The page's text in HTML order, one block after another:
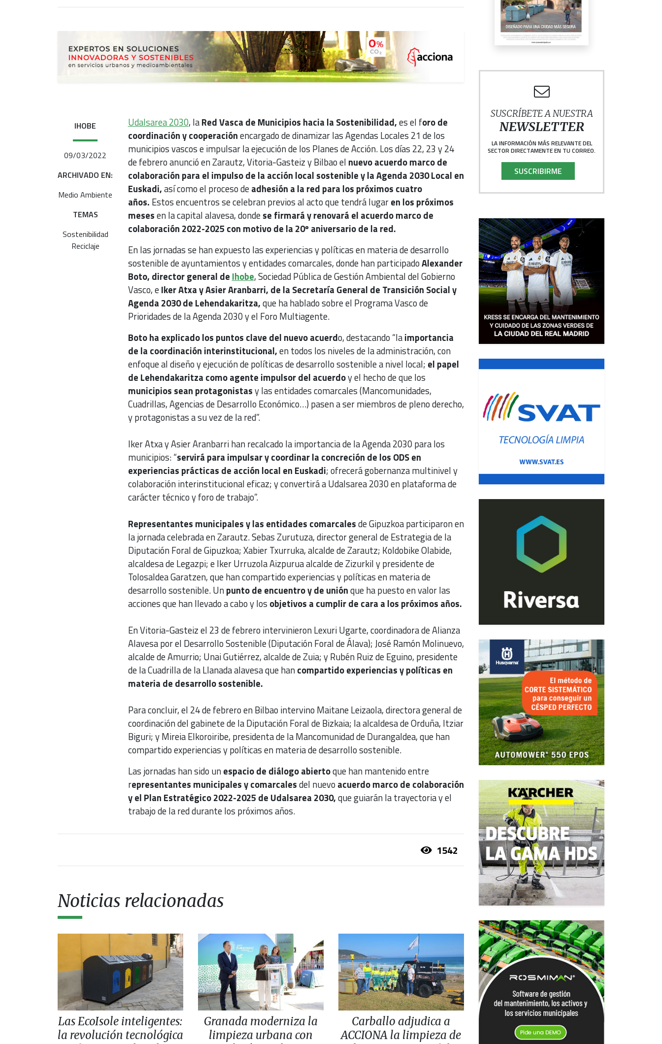
IHOBE
09/03/2022
ARCHIVADO EN:
Medio Ambiente
TEMAS
Sostenibilidad
Reciclaje
Udalsarea 2030, laRed Vasca de Municipios hacia la Sostenibilidad,es el foro de
coordinación y cooperaciónencargado de dinamizar las Agendas Locales 21 de los
municipios vascos e impulsar la ejecución de los Planes de Acción. Los días 22, 23 y 24
de febrero anunció en Zarautz, Vitoria-Gasteiz y Bilbao el nuevo acuerdo marco de
colaboración para el impulso de la acción local sostenible y la Agenda 2030 Local en
Euskadi,así como el proceso deadhesión a la red para los próximos cuatro
años. Estos encuentros se celebran previos al acto que tendrá lugaren los próximos
mesesen la capital alavesa, dondese firmará y renovará el acuerdo marco de
colaboración 2022-2025 con motivo de la 20º aniversario de la red.
En las jornadas se han expuesto las experiencias y políticas en materia de desarrollo
sostenible de ayuntamientos y entidades comarcales, donde han participadoAlexander
Boto, director general de Ihobe, Sociedad Pública de Gestión Ambiental del Gobierno
Vasco, eIker Atxa y Asier Aranbarri, de la Secretaría General de Transición Social y
Agenda 2030 de Lehendakaritza,que ha hablado sobre el Programa Vasco de
Prioridades de la Agenda 2030 y el Foro Multiagente.
Boto ha explicado los puntos clave del nuevo acuerdo, destacando “laimportancia
de la coordinación interinstitucional,en todos los niveles de la administración, con
enfoque al diseño y ejecución de políticas de desarrollo sostenible a nivel local; el papel
de Lehendakaritza como agente impulsor del acuerdoy el hecho de que los
municipios sean protagonistasy las entidades comarcales (Mancomunidades,
Cuadrillas, Agencias de Desarrollo Económico…) pasen a ser miembros de pleno derecho,
y protagonistas a su vez de la red”.
Iker Atxa y Asier Aranbarri han recalcado la importancia de la Agenda 2030 para los
municipios: “servirá para impulsar y coordinar la concreción de los ODS en
experiencias prácticas de acción local en Euskadi; ofrecerá gobernanza multinivel y
colaboración interinstitucional eficaz; y convertirá a Udalsarea 2030 en plataforma de
carácter técnico y foro de trabajo”.
Representantes municipales y las entidades comarcalesde Gipuzkoa participaron en
la jornada celebrada en Zarautz. Sebas Zurutuza, director general de Estrategia de la
Diputación Foral de Gipuzkoa; Xabier Txurruka, alcalde de Zarautz; Koldobike Olabide,
alcaldesa de Legazpi; e Iker Urruzola Aizpurua alcalde de Zizurkil y presidente de
Tolosaldea Garatzen, que han compartido experiencias y políticas en materia de
desarrollo sostenible. Unpunto de encuentro y de uniónque ha puesto en valor las
acciones que han llevado a cabo y los objetivos a cumplir de cara a los próximos años.
En Vitoria-Gasteiz el 23 de febrero intervinieron Lexuri Ugarte, coordinadora de Alianza
Alavesa por el Desarrollo Sostenible (Diputación Foral de Álava); José Ramón Molinuevo,
alcalde de Amurrio; Unai Gutiérrez, alcalde de Zuia; y Rubén Ruiz de Eguino, presidente
de la Cuadrilla de la Llanada alavesa que hancompartido experiencias y políticas en
materia de desarrollo sostenible.
Para concluir, el 24 de febrero en Bilbao intervino Maitane Leizaola, directora general de
coordinación del gabinete de la Diputación Foral de Bizkaia; la alcaldesa de Orduña, Itziar
Biguri; y Mireia Elkoroiribe, presidenta de la Mancomunidad de Durangaldea, que han
compartido experiencias y políticas en materia de desarrollo sostenible.
Las jornadas han sido unespacio de diálogo abiertoque han mantenido entre
representantes municipales y comarcalesdel nuevo acuerdo marco de colaboración
y el Plan Estratégico 2022-2025 de Udalsarea 2030,que guiarán la trayectoria y el
trabajo de la red durante los próximos años.
1542
Noticias relacionadas
Las EcoIsole inteligentes:
la revolución tecnológica
Granada moderniza la
limpieza urbana con
Carballo adjudica a
ACCIONA la limpieza de
SUSCRÍBETE A NUESTRA
NEWSLETTER
LA INFORMACIÓN MÁS RELEVANTE DEL
SECTOR DIRECTAMENTE EN TU CORREO.
SUSCRIBIRME